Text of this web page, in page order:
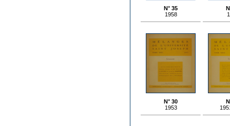
N° 35
1958
N° 30
1953